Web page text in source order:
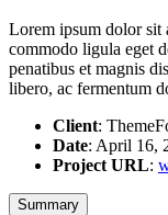
Lorem ipsum dolor sit
commodo ligula eget
penatibus et magnis
libero, ac fermentum
Client:
Date: April 16,
Project URL:
Summary